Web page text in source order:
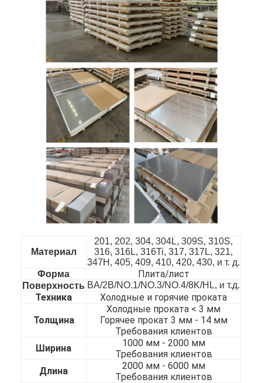
Домой
Видеозаписи
Материал
201, 202, 304, 304L, 309S, 310S,
316, 316L, 316Ti, 317, 317L, 321,
347H, 405, 409, 410, 420, 430, и т. д.
Форма
Плита/лист
Поверхность BA/2B/NO.1/NO.3/NO.4/8K/HL, и т.д.
Техника Холодные и горячие проката
Толщина
Холодные проката < 3 мм
Горячее прокат 3 мм - 14 мм
Требования клиентов
Ширина
1000 мм - 2000 мм
Требования клиентов
Длина
2000 мм - 6000 мм
Требования клиентов